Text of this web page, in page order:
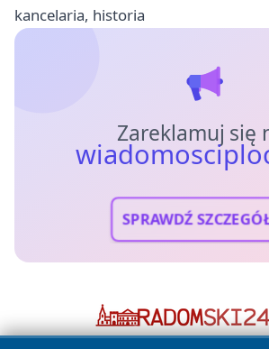
kancelaria, historia
Zareklamuj się
SPRAWDŹ